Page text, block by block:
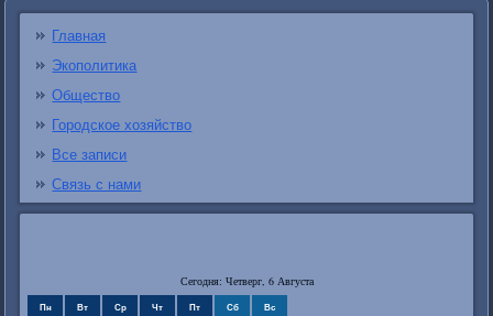
Главная
Экополитика
Общество
Городское хозяйство
Все записи
Связь с нами
Сегодня: Четверг, 6 Августа
Пн Вт Ср Чт Пт Сб Вс